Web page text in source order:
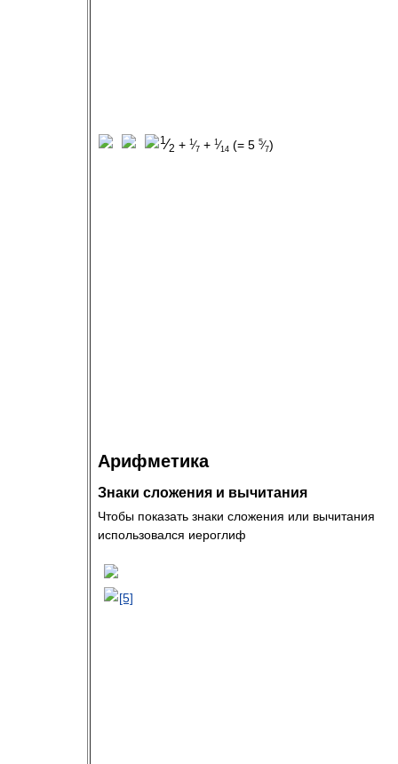
1 ⁄2 + 1 ⁄7 + 1 ⁄14 (= 5 5⁄7)
Арифметика
Знаки сложения и вычитания
Чтобы показать знаки сложения или вычитания
использовался иероглиф
[5]